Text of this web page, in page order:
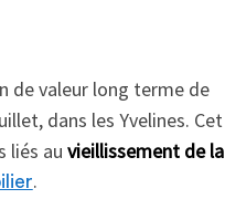
de valeur long terme de
dans les Yvelines. Cet
liés au vieillissement de la
.